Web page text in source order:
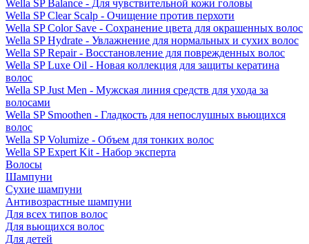
Wella SP Balance - Для чувствительной кожи головы
Wella SP Clear Scalp - Очищение против перхоти
Wella SP Color Save - Сохранение цвета для окрашенных волос
Wella SP Hydrate - Увлажнение для нормальных и сухих волос
Wella SP Repair - Восстановление для поврежденных волос
Wella SP Luxe Oil - Новая коллекция для защиты кератина
волос
Wella SP Just Men - Мужская линия средств для ухода за
волосами
Wella SP Smoothen - Гладкость для непослушных вьющихся
волос
Wella SP Volumize - Объем для тонких волос
Wella SP Expert Kit - Набор эксперта
Волосы
Шампуни
Сухие шампуни
Антивозрастные шампуни
Для всех типов волос
Для вьющихся волос
Для детей